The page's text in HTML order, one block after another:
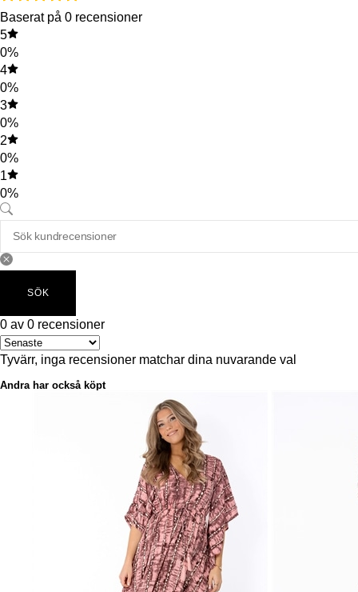
Baserat på 0 recensioner
5
0%
4
0%
3
0%
2
0%
1
0%
SÖK
0 av 0 recensioner
Tyvärr, inga recensioner matchar dina nuvarande val
Andra har också köpt